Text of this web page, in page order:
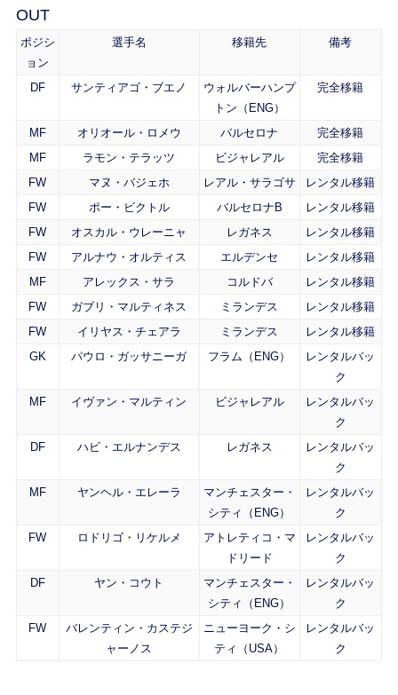
OUT
ポジシ
ョン
選手名 移籍先 備考
DF サンティアゴ・ブエノ
ウォルバーハンプ
トン（ENG）
完全移籍
MF オリオール・ロメウ バルセロナ
完全移籍
MF
ラモン・テラッツ ビジャレアル
完全移籍
FW
マヌ・バジェホ レアル・サラゴサ
レンタル移籍
FW
ポー・ビクトル バルセロナB
レンタル移籍
FW
オスカル・ウレーニャ レガネス
レンタル移籍
FW
アルナウ・オルティス エルデンセ
レンタル移籍
MF
アレックス・サラ コルドバ
レンタル移籍
FW
ガブリ・マルティネス ミランデス
レンタル移籍
FW
イリヤス・チェアラ ミランデス
レンタル移籍
GK
パウロ・ガッサニーガ フラム（ENG）
レンタルバッ
ク
MF
イヴァン・マルティン ビジャレアル
レンタルバッ
ク
DF
ハビ・エルナンデス レガネス
レンタルバッ
ク
MF
ヤンヘル・エレーラ
マンチェスター・
シティ（ENG）
レンタルバッ
ク
FW
ロドリゴ・リケルメ
アトレティコ・マ
ドリード
レンタルバッ
ク
DF
ヤン・コウト
マンチェスター・
シティ（ENG）
レンタルバッ
ク
FW
バレンティン・カステジ
ャーノス
ニューヨーク・シ
ティ（USA）
レンタルバッ
ク